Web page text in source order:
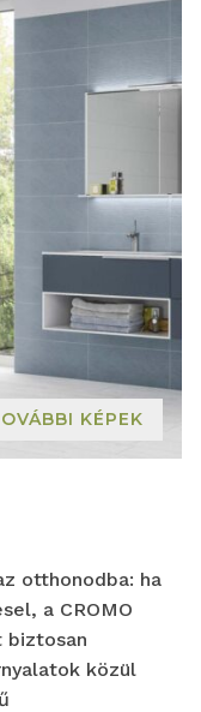
KÉPEK
otthonodba: ha
a CROMO
biztosan
közül